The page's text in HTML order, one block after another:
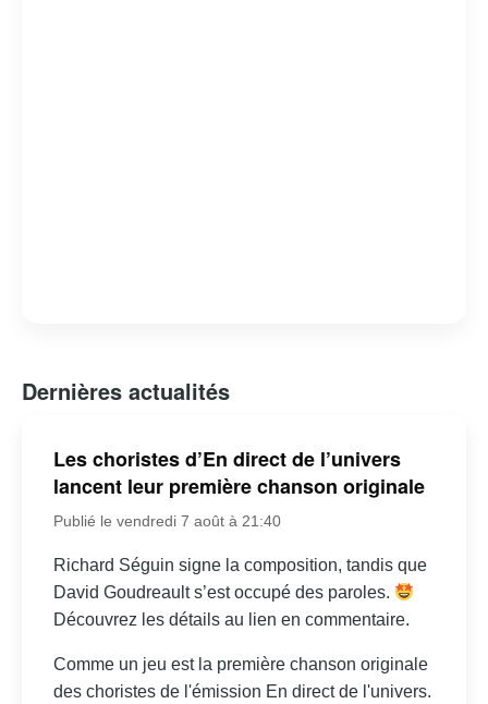
Dernières actualités
Les choristes d’En direct de l’univers
lancent leur première chanson originale
Publié le vendredi 7 août à 21:40
Richard Séguin signe la composition, tandis que
David Goudreault s’est occupé des paroles.
Découvrez les détails au lien en commentaire.
Comme un jeu est la première chanson originale
des choristes de l'émission En direct de l'univers.